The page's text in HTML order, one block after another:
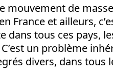
mouvement de
France et ailleurs,
dans tous ces pays,
C’est un problème
divers, dans tous